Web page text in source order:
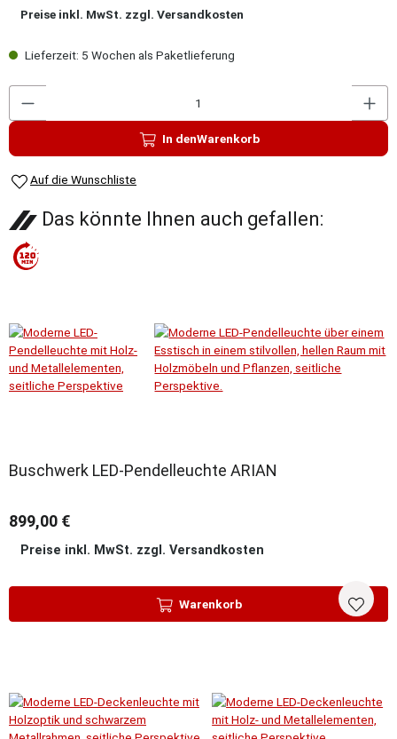
Preise inkl. MwSt. zzgl. Versandkosten
Lieferzeit: 5 Wochen als Paketlieferung
In denWarenkorb
Auf die Wunschliste
Das könnte Ihnen auch gefallen:
Buschwerk LED-Pendelleuchte ARIAN
899,00 €
Preise inkl. MwSt. zzgl. Versandkosten
Warenkorb